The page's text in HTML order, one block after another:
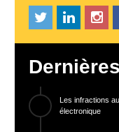
Les infractions
électronique